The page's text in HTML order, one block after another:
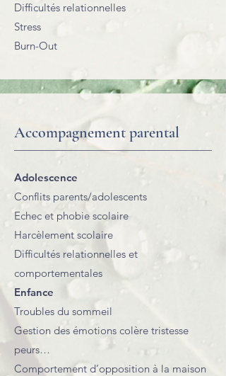
Difficultés relationnelles
Stress
Burn-Out
Accompagnement parental
Adolescence
Conflits parents/adolescents
Echec et phobie scolaire
Harcèlement scolaire
Difficultés relationnelles et
comportementales
Enfance
Troubles du sommeil
Gestion des émotions colère tristesse
peurs…
Comportement d’opposition à la maison